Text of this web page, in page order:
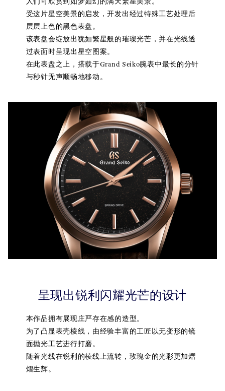
受这片星空美景的启发，开发出经过特殊工艺处理后
层层上色的黑色表盘。
该表盘会绽放出犹如繁星般的璀璨光芒，并在光线透
过表面时呈现出星空图案。
在此表盘之上，搭载于Grand Seiko腕表中最长的分针
与秒针无声顺畅地移动。
呈现出锐利闪耀光芒的设计
本作品拥有展现庄严存在感的造型。
为了凸显表壳棱线，由经验丰富的工匠以无变形的镜
面抛光工艺进行打磨。
随着光线在锐利的棱线上流转，玫瑰金的光彩更加熠
熠生辉。